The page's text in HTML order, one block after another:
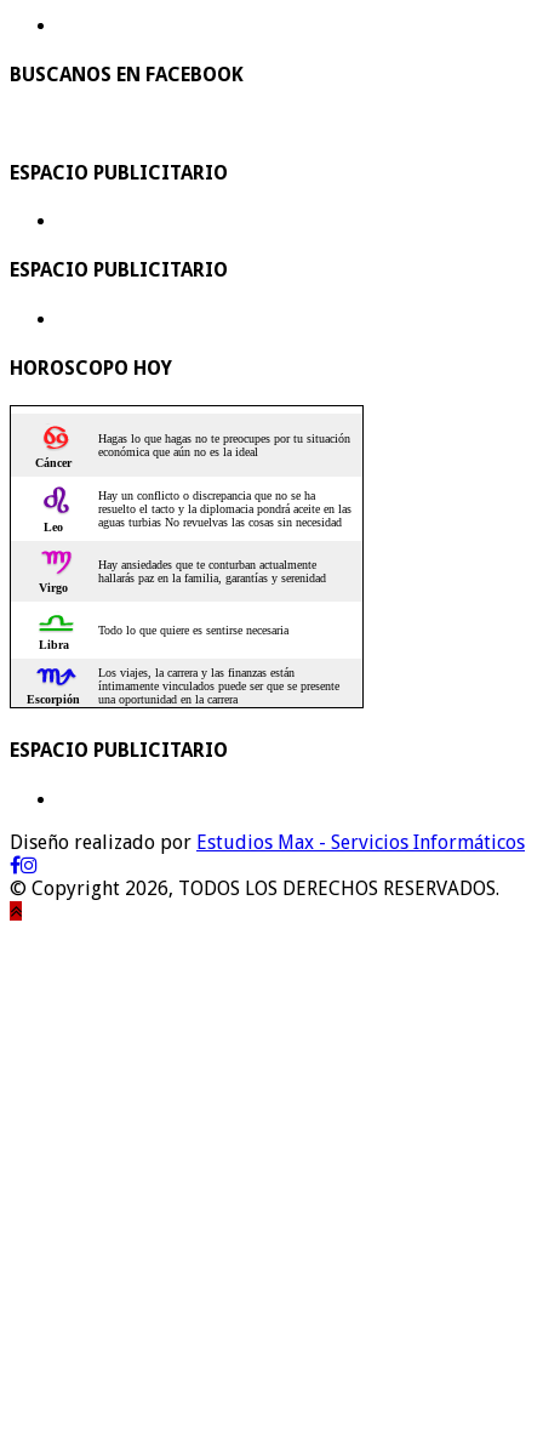
BUSCANOS EN FACEBOOK
ESPACIO PUBLICITARIO
ESPACIO PUBLICITARIO
HOROSCOPO HOY
ESPACIO PUBLICITARIO
Diseño realizado por Estudios Max - Servicios Informáticos
© Copyright 2026, TODOS LOS DERECHOS RESERVADOS.